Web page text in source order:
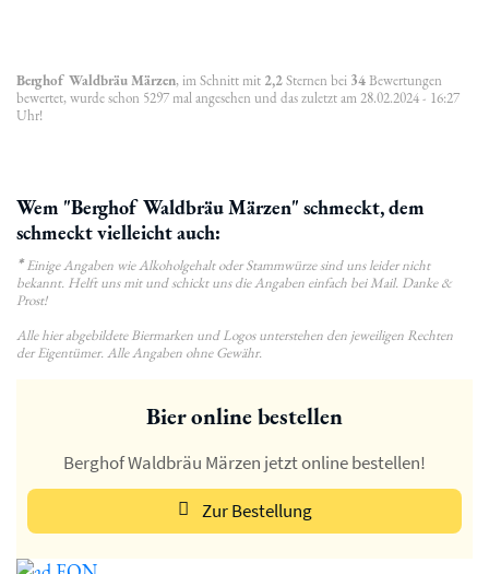
Berghof Waldbräu Märzen, im Schnitt mit 2,2Sternen bei 34Bewertungen
bewertet, wurde schon 5297 mal angesehen und das zuletzt am 28.02.2024 - 16:27
Uhr!
Wem "Berghof Waldbräu Märzen" schmeckt, dem
schmeckt vielleicht auch:
*Einige Angaben wie Alkoholgehalt oder Stammwürze sind uns leider nicht
bekannt. Helft uns mit und schickt uns die Angaben einfach bei Mail. Danke &
Prost!
Alle hier abgebildete Biermarken und Logos unterstehen den jeweiligen Rechten
der Eigentümer. Alle Angaben ohne Gewähr.
Bier online bestellen
Berghof Waldbräu Märzen jetzt online bestellen!
Zur Bestellung